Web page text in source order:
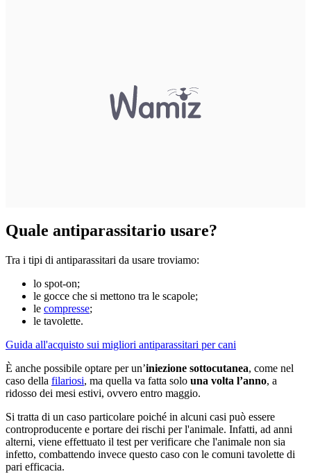
Quale antiparassitario usare?
Tra i tipi di antiparassitari da usare troviamo:
lo spot-on;
le gocce che si mettono tra le scapole;
le compresse;
le tavolette.
Guida all'acquisto sui migliori antiparassitari per cani
È anche possibile optare per un’iniezione sottocutanea, come nel
caso della filariosi, ma quella va fatta solo una volta l’anno, a
ridosso dei mesi estivi, ovvero entro maggio.
Si tratta di un caso particolare poiché in alcuni casi può essere
controproducente e portare dei rischi per l'animale. Infatti, ad anni
alterni, viene effettuato il test per verificare che l'animale non sia
infetto, combattendo invece questo caso con le comuni tavolette di
pari efficacia.